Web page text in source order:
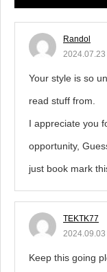
Randol
2024.07.23
Your style is so
read stuff from.
I appreciate you
opportunity,
just book mark
TEKTK77
2024.09.03
Keep this going